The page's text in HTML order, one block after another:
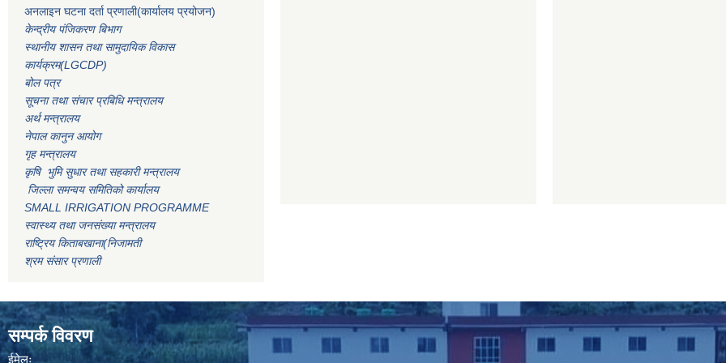
अनलाइन घटना दर्ता प्रणाली(कार्यालय प्रयोजन)
केन्द्रीय पंजिकरण बिभाग
स्थानीय शासन तथा सामुदायिक विकास
कार्यक्रम(LGCDP)
बोल पत्र
सूचना तथा संचार प्रबिधि मन्त्रालय
अर्थ मन्त्रालय
नेपाल कानुन आयोग
गृह मन्त्रालय
कृषि भुमि सुधार तथा सहकारी मन्त्रालय
जिल्ला समन्वय समितिको कार्यालय
SMALL IRRIGATION PROGRAMME
स्वास्थ्य तथा जनसंख्या मन्त्रालय
राष्ट्रिय किताबखाना(निजामती
श्रम संसार प्रणाली
सम्पर्क विवरण
ईमेलः